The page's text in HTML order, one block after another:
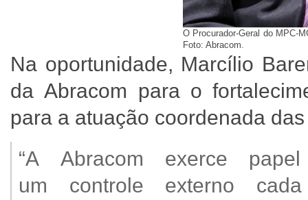
O Procurador-Geral do MPC-
Foto: Abracom.
Na oportunidade, Marcílio
da Abracom para o
para a atuação coordenada
“A Abracom exerce
um controle externo